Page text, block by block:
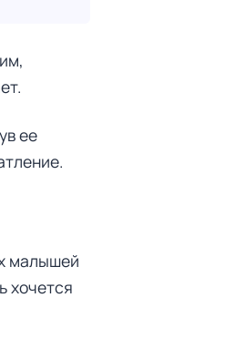
ее
малышей
хочется